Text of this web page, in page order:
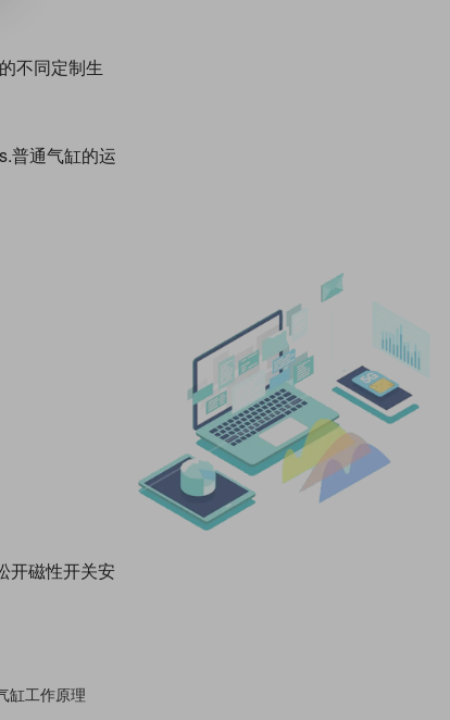
不同定制生
普通气缸的运
开磁性开关安
缸工作原理